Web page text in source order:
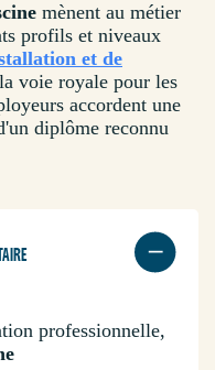
mènent au métier
profils et niveaux
et de
voie royale pour les
accordent une
diplôme reconnu
professionnelle,